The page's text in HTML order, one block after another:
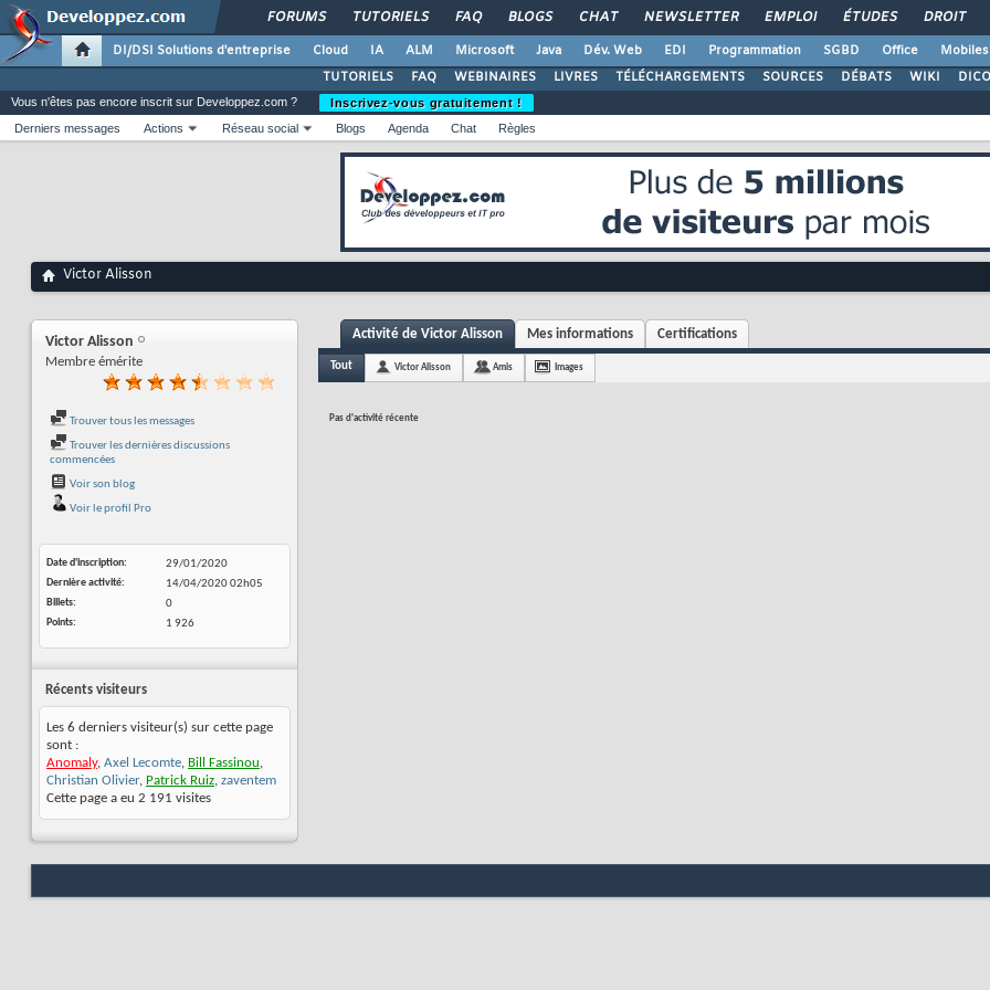
FORUMS TUTORIELS FAQ BLOGS CHAT NEWSLETTER EMPLOI ÉTUDES DROIT
DI/DSI Solutions d'entreprise Cloud IA ALM Microsoft Java Dév. Web EDI Programmation SGBD Office Mobiles
TUTORIELS
FAQ WEBINAIRES LIVRES TÉLÉCHARGEMENTS SOURCES DÉBATS WIKI DICO
Vous n'êtes pas encore inscrit sur Developpez.com ?
Inscrivez-vous gratuitement !
Derniers messages
Actions Réseau social Blogs Agenda Chat Règles
Victor Alisson
Victor Alisson
Membre émérite
Trouver tous les messages
Trouver les dernières discussions
commencées
Voir son blog
Voir le profil Pro
Date d'inscription
29/01/2020
Dernière activité
14/04/202002h05
Billets
0
Points
1 926
Récents visiteurs
Les 6 derniers visiteur(s) sur cette page
sont :
Anomaly, Axel Lecomte, Bill Fassinou,
Christian Olivier, Patrick Ruiz, zaventem
Cette page a eu 2 191 visites
Activité de Victor Alisson Mes informations Certifications
Tout Victor Alisson Amis Images
Pas d'activité récente